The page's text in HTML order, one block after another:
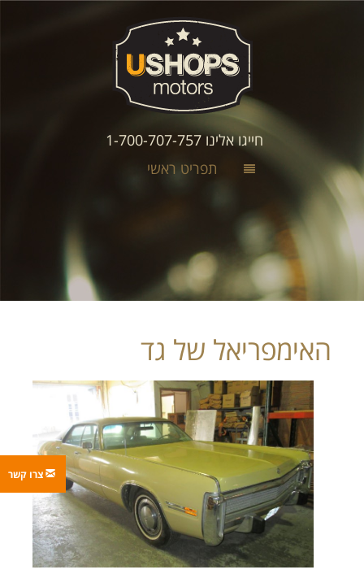
חייגו אלינו 1-700-707-757
תפריט ראשי
האימפריאל של גד
צרו קשר